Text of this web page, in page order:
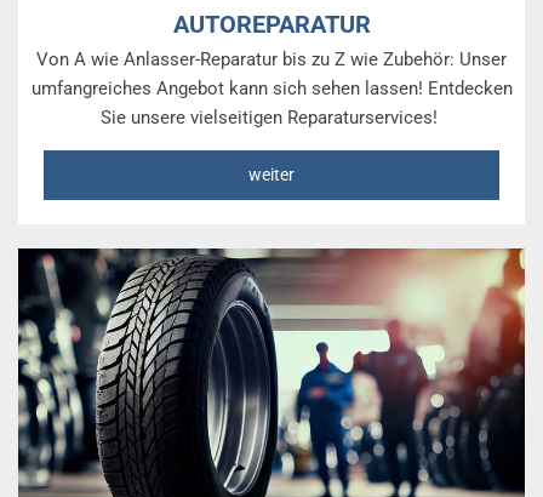
AUTOREPARATUR
Von A wie Anlasser-Reparatur bis zu Z wie Zubehör: Unser
umfangreiches Angebot kann sich sehen lassen! Entdecken
Sie unsere vielseitigen Reparaturservices!
weiter